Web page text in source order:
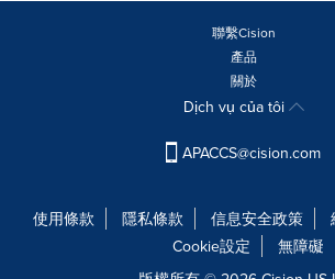
聯繫Cision
產品
關於
Dịch vụ của tôi
APACCS@cision.com
使用條款 隱私條款 信息安全政策
Cookie設定
無障礙